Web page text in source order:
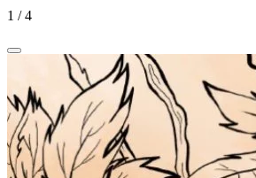
1 /4